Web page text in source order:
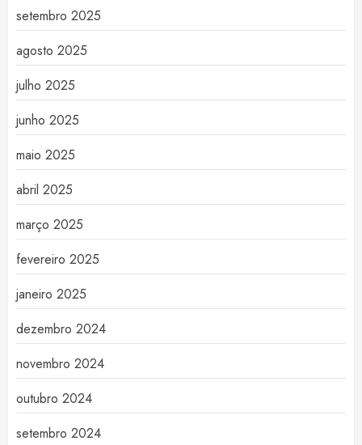
setembro 2025
agosto 2025
julho 2025
junho 2025
maio 2025
abril 2025
março 2025
fevereiro 2025
janeiro 2025
dezembro 2024
novembro 2024
outubro 2024
setembro 2024